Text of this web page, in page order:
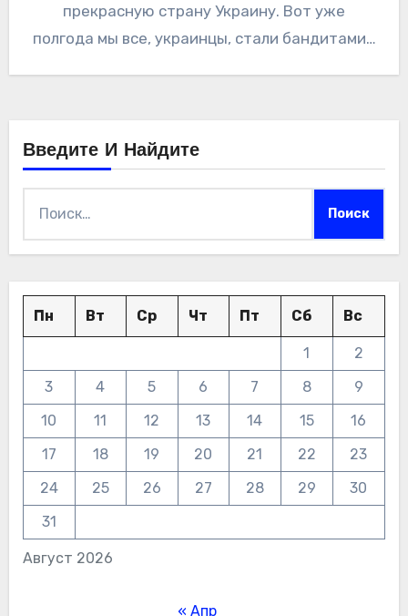
прекрасную страну Украину. Вот уже
полгода мы все, украинцы, стали бандитами…
Введите И Найдите
Август 2026
Пн Вт Ср Чт Пт Сб Вс
1
2
3
4 5 6 7 8
9
10
11 12 13 14 15
16
17
18 19 20 21 22
23
24
25 26 27 28 29
30
31
« Апр